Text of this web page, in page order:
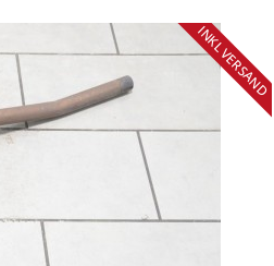
INKL VERSAND